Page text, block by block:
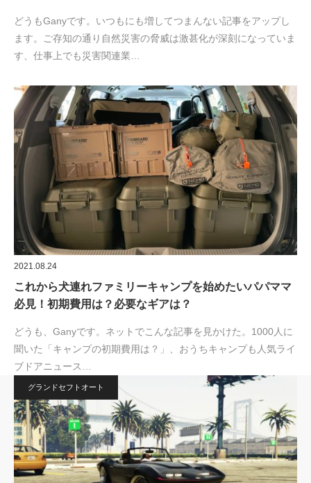
どうもGanyです。いつもにも増してつまんない記事をアップし
ます。ご存知の通り自然災害の脅威は激甚化が深刻になっていま
す、仕事上でも災害関連業…
2021.08.24
これから犬連れファミリーキャンプを始めたいパパママ
必見！初期費用は？必要なギアは？
どうも、Ganyです。ネットでこんな記事を見かけた。1000人に
聞いた「キャンプの初期費用は？」、おうちキャンプも人気ライ
ブドアニュース…
グランドセフトオート